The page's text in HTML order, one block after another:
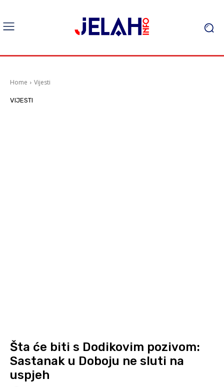
Home Vijesti
VIJESTI
Šta će biti s Dodikovim pozivom:
Sastanak u Doboju ne sluti na
uspjeh